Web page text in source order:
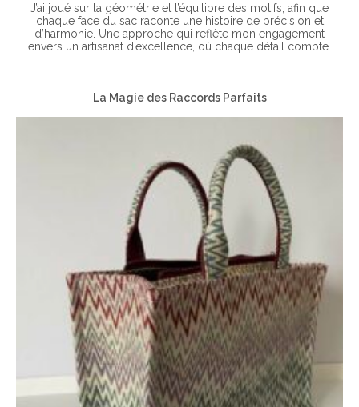
J’ai joué sur la géométrie et l’équilibre des motifs, afin que
chaque face du sac raconte une histoire de précision et
d’harmonie. Une approche qui reflète mon engagement
envers un artisanat d’excellence, où chaque détail compte.
La Magie des Raccords Parfaits